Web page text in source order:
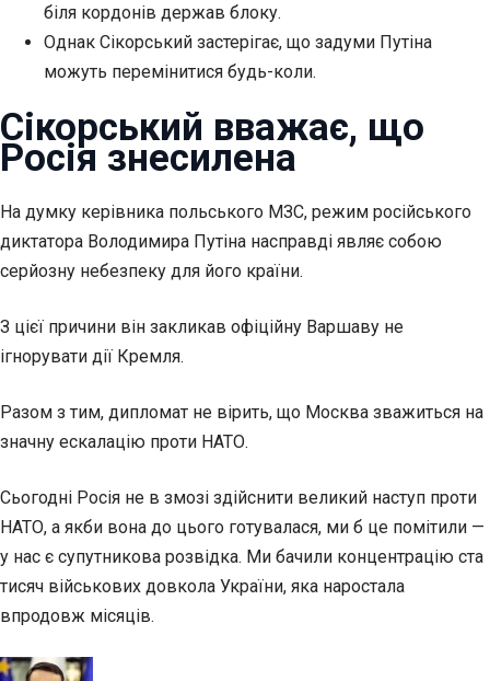
біля кордонів держав блоку.
Однак Сікорський застерігає, що задуми Путіна
можуть перемінитися будь-коли.
Сікорський вважає, що
Росія знесилена
На думку керівника польського МЗС, режим російського
диктатора Володимира Путіна насправді являє собою
серйозну небезпеку для його країни.
З цієї причини він закликав офіційну Варшаву не
ігнорувати дії Кремля.
Разом з тим, дипломат не вірить, що Москва зважиться на
значну ескалацію проти НАТО.
Сьогодні Росія не в змозі здійснити великий наступ проти
НАТО, а якби вона до цього готувалася, ми б це помітили —
у нас є супутникова розвідка. Ми бачили концентрацію ста
тисяч військових довкола України, яка наростала
впродовж місяців.